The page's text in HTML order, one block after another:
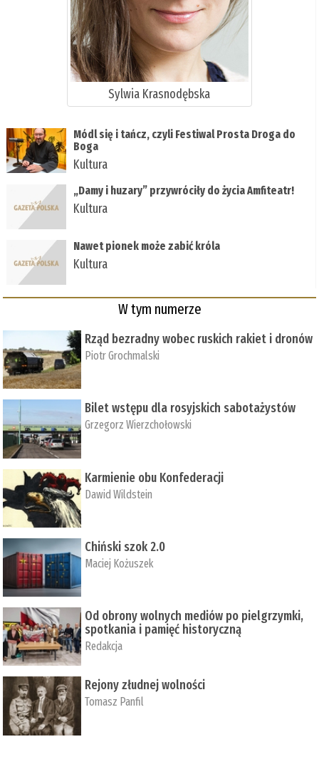
Sylwia Krasnodębska
Módl się i tańcz, czyli Festiwal Prosta Droga do
Boga
Kultura
„Damy i huzary” przywróciły do życia Amfiteatr!
Kultura
Nawet pionek może zabić króla
Kultura
W tym numerze
Rząd bezradny wobec ruskich rakiet i dronów
Piotr Grochmalski
Bilet wstępu dla rosyjskich sabotażystów
Grzegorz Wierzchołowski
Karmienie obu Konfederacji
Dawid Wildstein
Chiński szok 2.0
Maciej Kożuszek
Od obrony wolnych mediów po pielgrzymki,
spotkania i pamięć historyczną
Redakcja
Rejony złudnej wolności
Tomasz Panfil